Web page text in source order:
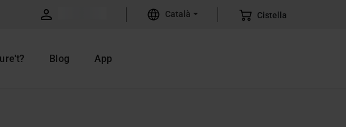
Cistella
Català
Blog App